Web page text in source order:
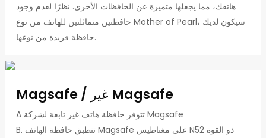
هاتفك، مما يجعلها متميزة عن الحافظات الأخرى. نظرًا لعدم وجود
حافظتين متماثلتين للهاتف من نوع Mother of Pearl، سيكون لديك
حافظة فريدة من نوعها.
Magsafe / غير Magsafe
A تتوفر حافظة هاتف غير تابعة لشركة Magsafe
B. تنطبق حافظة الهاتف Magsafe على مغناطيس N52 ذو القوة